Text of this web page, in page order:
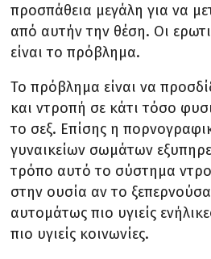
προσπάθεια μεγάλη για να
από αυτήν την θέση. Οι
είναι το πρόβλημα.
Το πρόβλημα είναι να
και ντροπή σε κάτι τόσο
το σεξ. Επίσης η
γυναικείων σωμάτων
τρόπο αυτό το σύστημα
στην ουσία αν το
αυτομάτως πιο υγιείς
πιο υγιείς κοινωνίες.